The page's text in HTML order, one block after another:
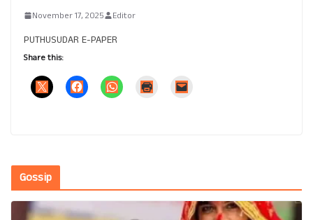
November 17, 2025 Editor
PUTHUSUDAR E-PAPER
Share this:
Gossip